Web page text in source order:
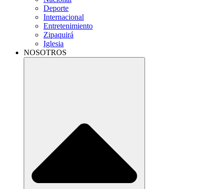
Deporte
Internacional
Entretenimiento
Zipaquirá
Iglesia
NOSOTROS